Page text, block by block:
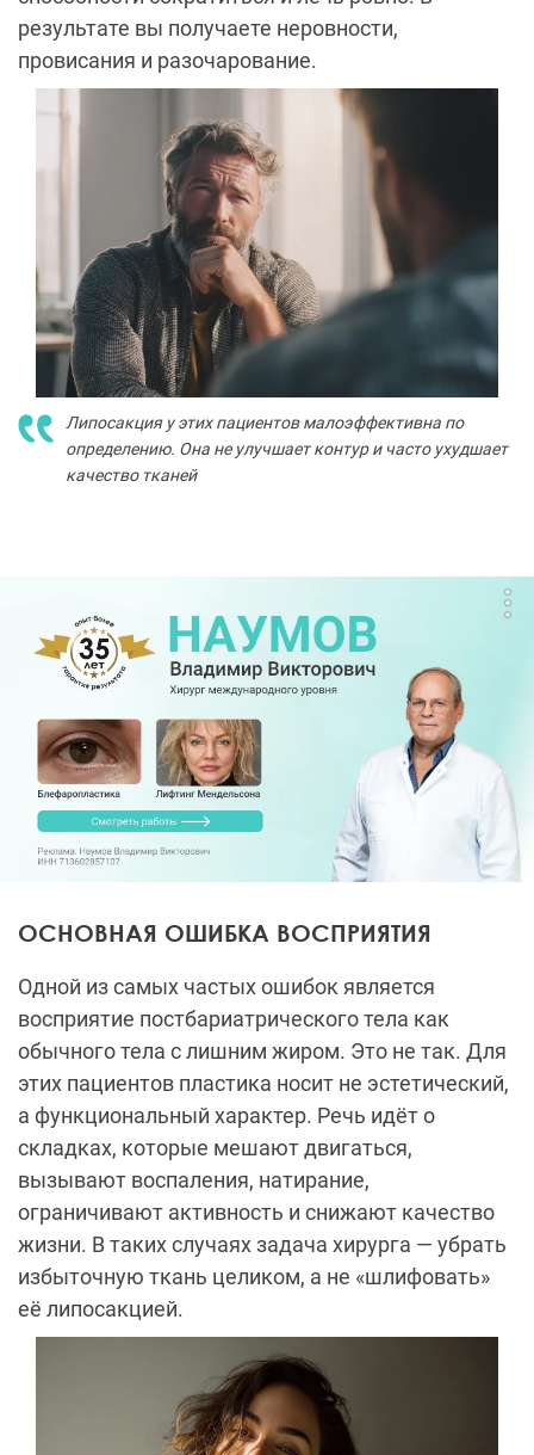
результате вы получаете неровности,
провисания и разочарование.
Липосакция у этих пациентов малоэффективна по
определению. Она не улучшает контур и часто ухудшает
качество тканей
ОСНОВНАЯ ОШИБКА ВОСПРИЯТИЯ
Одной из самых частых ошибок является
восприятие постбариатрического тела как
обычного тела с лишним жиром. Это не так. Для
этих пациентов пластика носит не эстетический,
а функциональный характер. Речь идёт о
складках, которые мешают двигаться,
вызывают воспаления, натирание,
ограничивают активность и снижают качество
жизни. В таких случаях задача хирурга — убрать
избыточную ткань целиком, а не «шлифовать»
её липосакцией.